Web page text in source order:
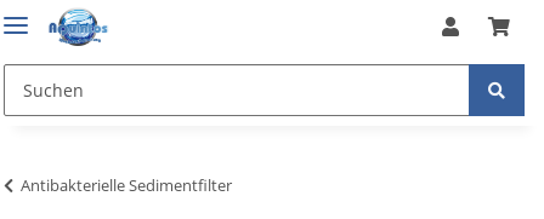
Antibakterielle Sedimentfilter